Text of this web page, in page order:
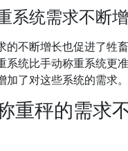
系统需求不断
的不断增长也促进了牲
系统比手动称重系统更
了对这些系统的需求。
重秤的需求